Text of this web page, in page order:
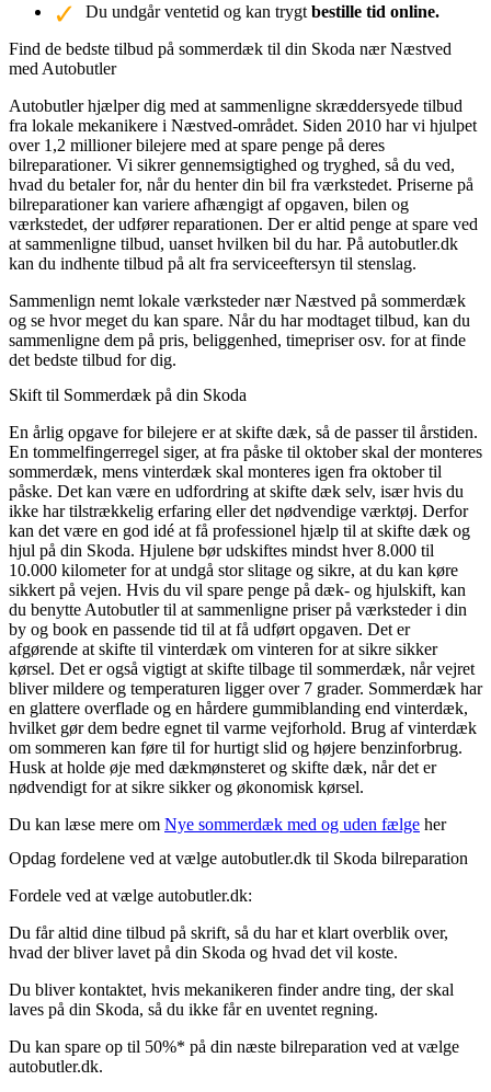
Du undgår ventetid og kan trygtbestille tid online.
Find de bedste tilbud på sommerdæk til din Skoda nær Næstved
med Autobutler
Autobutler hjælper dig med at sammenligne skræddersyede tilbud
fra lokale mekanikere i Næstved-området. Siden 2010 har vi hjulpet
over 1,2 millioner bilejere med at spare penge på deres
bilreparationer. Vi sikrer gennemsigtighed og tryghed, så du ved,
hvad du betaler for, når du henter din bil fra værkstedet. Priserne på
bilreparationer kan variere afhængigt af opgaven, bilen og
værkstedet, der udfører reparationen. Der er altid penge at spare ved
at sammenligne tilbud, uanset hvilken bil du har. På autobutler.dk
kan du indhente tilbud på alt fra serviceeftersyn til stenslag.
Sammenlign nemt lokale værksteder nær Næstved på sommerdæk
og se hvor meget du kan spare. Når du har modtaget tilbud, kan du
sammenligne dem på pris, beliggenhed, timepriser osv. for at finde
det bedste tilbud for dig.
Skift til Sommerdæk på din Skoda
En årlig opgave for bilejere er at skifte dæk, så de passer til årstiden.
En tommelfingerregel siger, at fra påske til oktober skal der monteres
sommerdæk, mens vinterdæk skal monteres igen fra oktober til
påske. Det kan være en udfordring at skifte dæk selv, især hvis du
ikke har tilstrækkelig erfaring eller det nødvendige værktøj. Derfor
kan det være en god idé at få professionel hjælp til at skifte dæk og
hjul på din Skoda. Hjulene bør udskiftes mindst hver 8.000 til
10.000 kilometer for at undgå stor slitage og sikre, at du kan køre
sikkert på vejen. Hvis du vil spare penge på dæk- og hjulskift, kan
du benytte Autobutler til at sammenligne priser på værksteder i din
by og book en passende tid til at få udført opgaven. Det er
afgørende at skifte til vinterdæk om vinteren for at sikre sikker
kørsel. Det er også vigtigt at skifte tilbage til sommerdæk, når vejret
bliver mildere og temperaturen ligger over 7 grader. Sommerdæk har
en glattere overflade og en hårdere gummiblanding end vinterdæk,
hvilket gør dem bedre egnet til varme vejforhold. Brug af vinterdæk
om sommeren kan føre til for hurtigt slid og højere benzinforbrug.
Husk at holde øje med dækmønsteret og skifte dæk, når det er
nødvendigt for at sikre sikker og økonomisk kørsel.
Du kan læse mere om Nye sommerdæk med og uden fælge her
Opdag fordelene ved at vælge autobutler.dk til Skoda bilreparation
Fordele ved at vælge autobutler.dk:
Du får altid dine tilbud på skrift, så du har et klart overblik over,
hvad der bliver lavet på din Skoda og hvad det vil koste.
Du bliver kontaktet, hvis mekanikeren finder andre ting, der skal
laves på din Skoda, så du ikke får en uventet regning.
Du kan spare op til 50%* på din næste bilreparation ved at vælge
autobutler.dk.